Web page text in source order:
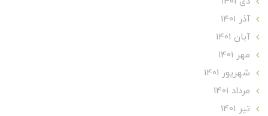
آذر 1401
آبان 1401
مهر 1401
شهریور 1401
مرداد 1401
تير 1401